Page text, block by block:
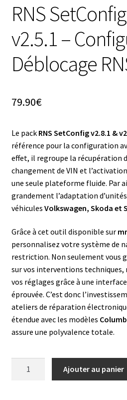
RNS
v2.5.1 –
Déblocage
79.90€
Le pack RNS SetConfig v2.8.1 &
référence pour la configuration
effet, il regroupe la récupération
changement de VIN et
une seule plateforme fluide. Par
grandement l’adaptation d’unités
véhicules Volkswagen, Skoda et
Grâce à cet outil disponible sur
personnalisez votre système de
restriction. Non seulement vous
sur vos interventions techniques,
vos réglages grâce à une
éprouvée. C’est donc
ateliers de réparation
étendue avec les modèles
assure une polyvalence totale.
Ajouter au panier